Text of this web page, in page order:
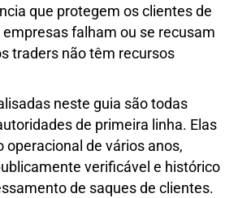
que protegem os clientes de
falham ou se recusam
traders não têm recursos
neste guia são todas
de primeira linha. Elas
de vários anos,
verificável e histórico
de saques de clientes.